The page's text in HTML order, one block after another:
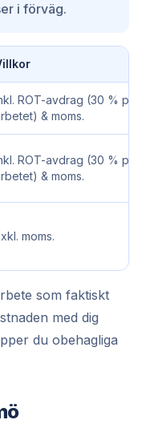
i förväg.
ROT-avdrag (30 % på
& moms.
ROT-avdrag (30 % på
& moms.
moms.
som faktiskt
med dig
du obehagliga